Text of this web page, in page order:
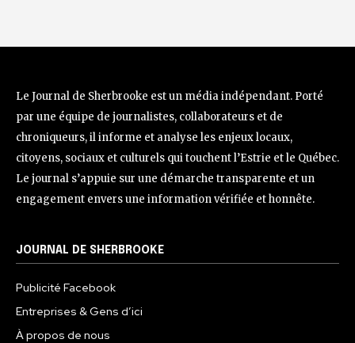
Le Journal de Sherbrooke est un média indépendant. Porté
par une équipe de journalistes, collaborateurs et de
chroniqueurs, il informe et analyse les enjeux locaux,
citoyens, sociaux et culturels qui touchent l’Estrie et le Québec.
Le journal s’appuie sur une démarche transparente et un
engagement envers une information vérifiée et honnête.
JOURNAL DE SHERBROOKE
Publicité Facebook
Entreprises & Gens d’ici
À propos de nous